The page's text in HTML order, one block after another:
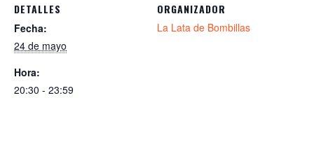
DETALLES
Fecha:
24 de mayo
Hora:
20:30 - 23:59
ORGANIZADOR
La Lata de Bombillas